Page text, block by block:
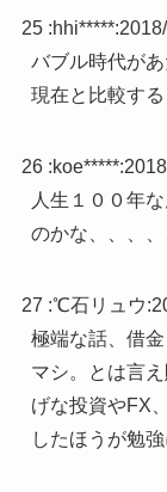
25 :hhi*****:
バブル時代が
現在と比較す
26 :koe*****:
人生１００年
のかな、、、、
27 :℃石リュウ:
極端な話、借
マシ。とは言
げな投資やFX
したほうが勉